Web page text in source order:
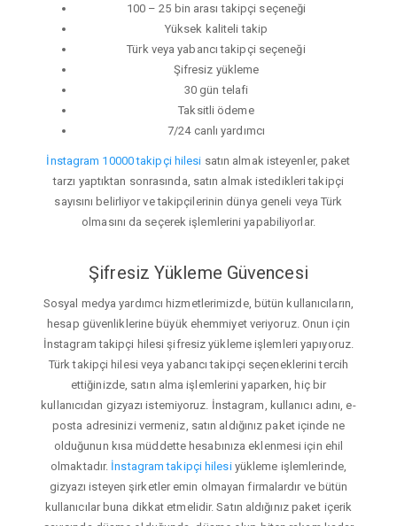
100 – 25 bin arası takipçi seçeneği
Yüksek kaliteli takip
Türk veya yabancı takipçi seçeneği
Şifresiz yükleme
30 gün telafi
Taksitli ödeme
7/24 canlı yardımcı
İnstagram 10000 takipçi hilesi satın almak isteyenler, paket
tarzı yaptıktan sonrasında, satın almak istedikleri takipçi
sayısını belirliyor ve takipçilerinin dünya geneli veya Türk
olmasını da seçerek işlemlerini yapabiliyorlar.
Şifresiz Yükleme Güvencesi
Sosyal medya yardımcı hizmetlerimizde, bütün kullanıcıların,
hesap güvenliklerine büyük ehemmiyet veriyoruz. Onun için
İnstagram takipçi hilesi şifresiz yükleme işlemleri yapıyoruz.
Türk takipçi hilesi veya yabancı takipçi seçeneklerini tercih
ettiğinizde, satın alma işlemlerini yaparken, hiç bir
kullanıcıdan gizyazı istemiyoruz. İnstagram, kullanıcı adını, e-
posta adresinizi vermeniz, satın aldığınız paket içinde ne
olduğunun kısa müddette hesabınıza eklenmesi için ehil
olmaktadır. İnstagram takipçi hilesiyükleme işlemlerinde,
gizyazı isteyen şirketler emin olmayan firmalardır ve bütün
kullanıcılar buna dikkat etmelidir. Satın aldığınız paket içerik